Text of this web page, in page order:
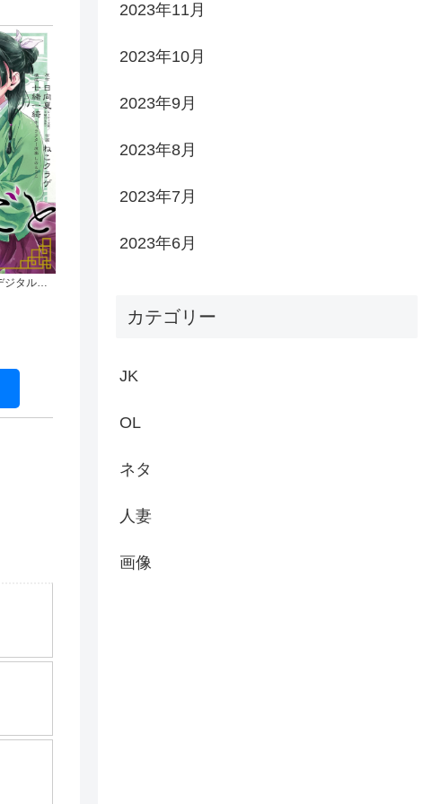
薬屋のひとりごと 1巻 (デジタル版ビッグガンガンコミックス)
2023年11月
2023年10月
2023年9月
2023年8月
2023年7月
2023年6月
カテゴリー
JK
OL
ネタ
人妻
画像